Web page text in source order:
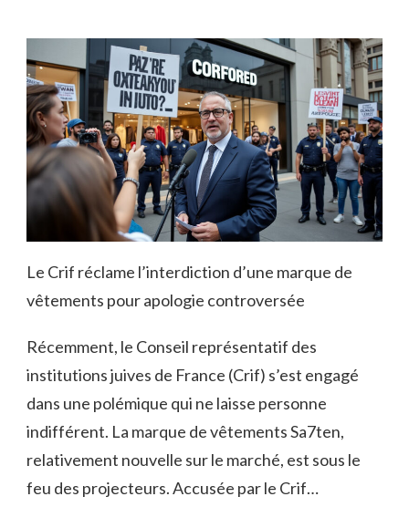
Le Crif réclame l’interdiction d’une marque de
vêtements pour apologie controversée
Récemment, le Conseil représentatif des
institutions juives de France (Crif) s’est engagé
dans une polémique qui ne laisse personne
indifférent. La marque de vêtements Sa7ten,
relativement nouvelle sur le marché, est sous le
feu des projecteurs. Accusée par le Crif…